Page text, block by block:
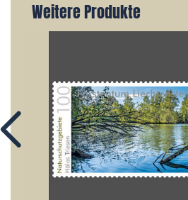
Weitere Produkte